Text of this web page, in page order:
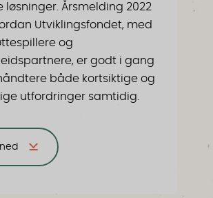
løsninger. Årsmelding 2022
Utviklingsfondet, med
og
er godt i gang
både kortsiktige og
utfordringer samtidig.